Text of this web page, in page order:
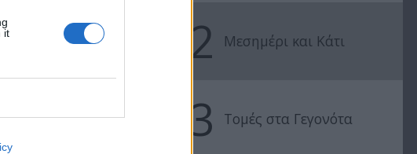
it
2 Μεσημέρι και Κάτι
3 Τομές στα Γεγονότα